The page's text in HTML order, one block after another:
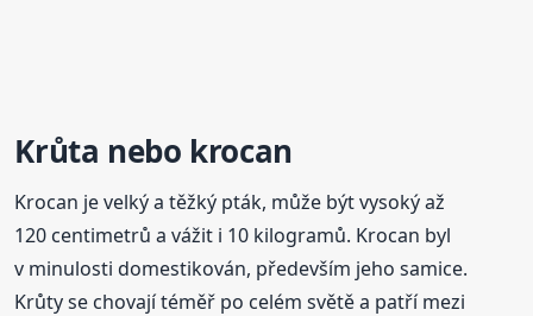
Krůta nebo krocan
Krocan je velký a těžký pták, může být vysoký až
120 centimetrů a vážit i 10 kilogramů. Krocan byl
v minulosti domestikován, především jeho samice.
Krůty se chovají téměř po celém světě a patří mezi